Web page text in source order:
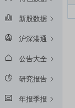
新股数据
沪深港通
公告大全
研究报告
年报季报